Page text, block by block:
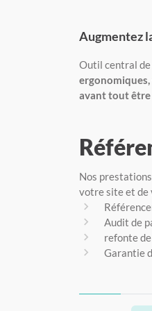
Augmentez
Outil central
avant tout être
Nos
votre site et de
Audit de
refonte
Garantie